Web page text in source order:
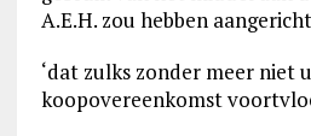
A.E.H. zou hebben
‘dat zulks zonder meer niet
koopovereenkomst